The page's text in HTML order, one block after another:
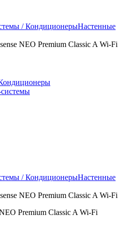
/ КондиционерыНастенные
NEO Premium Classic A Wi-Fi
/ КондиционерыНастенные
NEO Premium Classic A Wi-Fi
Premium Classic A Wi-Fi